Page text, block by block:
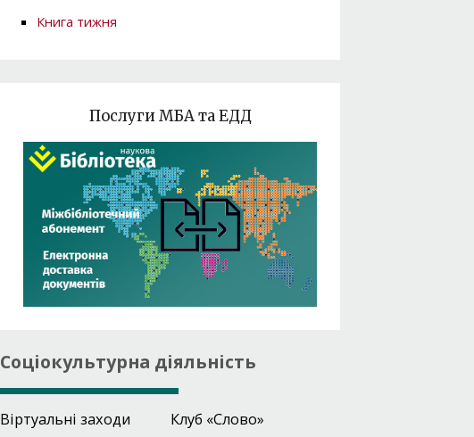
Книга тижня
Послуги МБА та ЕДД
Соціокультурна діяльність
Віртуальні заходи
Клуб «Слово»